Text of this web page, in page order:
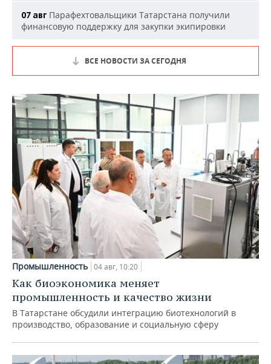
07 авг Парафехтовальщики Татарстана получили
финансовую поддержку для закупки экипировки
ВСЕ НОВОСТИ ЗА СЕГОДНЯ
Промышленность 04 авг, 10:20
Как биоэкономика меняет
промышленность и качество жизни
В Татарстане обсудили интеграцию биотехнологий в
производство, образование и социальную сферу